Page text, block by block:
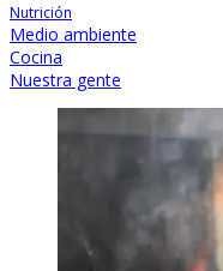
Nutrición
Medio ambiente
Cocina
Nuestra gente